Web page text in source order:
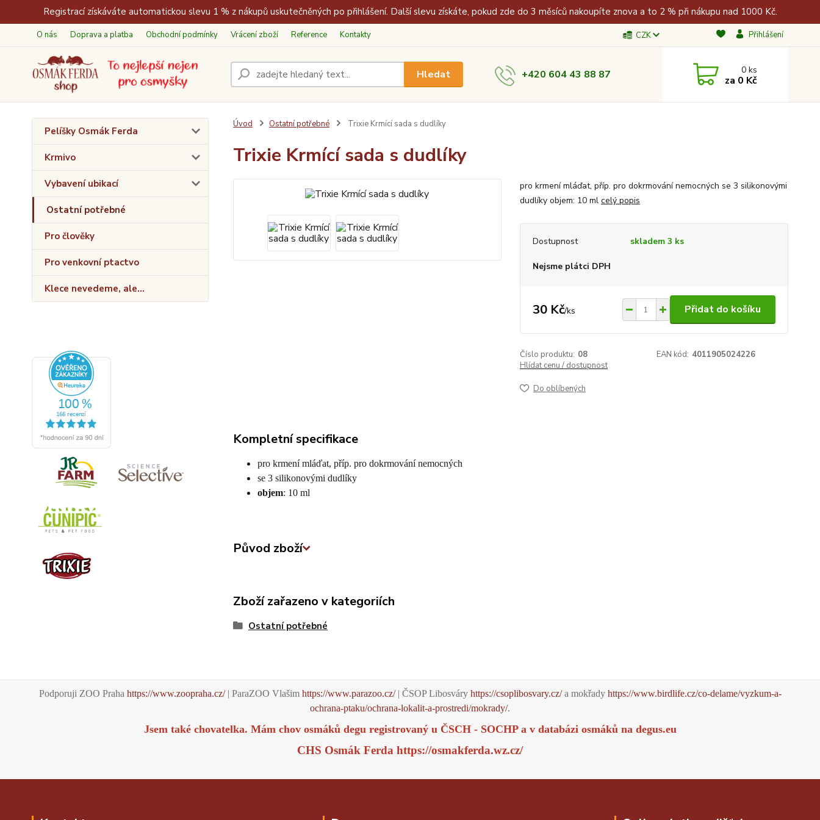
Registrací získáváte automatickou slevu 1 % z nákupů uskutečněných po přihlášení. Další slevu získáte, pokud zde do 3 měsíců nakoupíte znova a to 2 % při nákupu nad 1000 Kč.
O nás Doprava a platba Obchodní podmínky Vrácení zboží Reference Kontakty CZK Přihlášení
Hledat +420 604 43 88 87 0ks
za 0 Kč
Pelíšky Osmák Ferda
Krmivo
Vybavení ubikací
Ostatní potřebné
Pro člověky
Pro venkovní ptactvo
Klece nevedeme, ale...
Úvod Ostatní potřebné Trixie Krmící sada s dudlíky
Trixie Krmící sada s dudlíky
pro krmení mláďat, příp. pro dokrmování nemocných se 3 silikonovými
dudlíky objem: 10 ml celý popis
Dostupnost skladem 3 ks
Nejsme plátci DPH
30 Kč/ks Přidat do košíku
Číslo produktu: 08 EAN kód: 4011905024226
Hlídat cenu / dostupnost
Do oblíbených
Kompletní specifikace
pro krmení mláďat, příp. pro dokrmování nemocných
se 3 silikonovými dudlíky
objem: 10 ml
Původ zboží
Zboží zařazeno v kategoriích
Ostatní potřebné
Podporuji ZOO Praha https://www.zoopraha.cz/| ParaZOO Vlašim https://www.parazoo.cz/| ČSOP Libosváry https://csoplibosvary.cz/a mokřady https://www.birdlife.cz/co-delame/vyzkum-a-
ochrana-ptaku/ochrana-lokalit-a-prostredi/mokrady/.
Jsem také chovatelka. Mám chov osmáků degu registrovaný u ČSCH - SOCHP a v databázi osmáků na degus.eu
CHS Osmák Ferda https://osmakferda.wz.cz/